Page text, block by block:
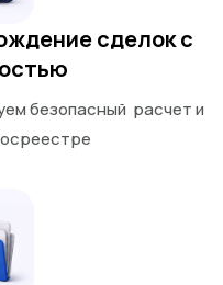
сделок с
безопасный расчет и